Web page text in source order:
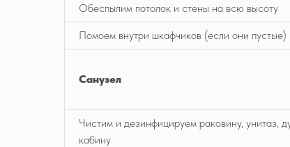
Обеспылим потолок и стены на всю высоту
Помоем внутри шкафчиков (если они пустые)
Санузел
Чистим и дезинфицируем раковину, унитаз,
кабину